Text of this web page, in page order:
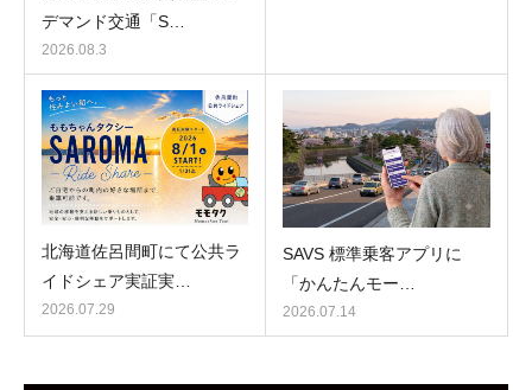
デマンド交通「S…
2026.08.3
北海道佐呂間町にて公共ラ
イドシェア実証実…
2026.07.29
SAVS 標準乗客アプリに
「かんたんモー…
2026.07.14